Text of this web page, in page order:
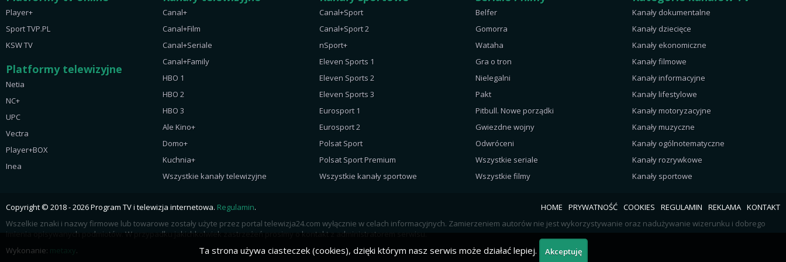
Player+
Sport TVP.PL
KSW TV
Platformy telewizyjne
Netia
NC+
UPC
Vectra
Player+BOX
Inea
Canal+
Canal+Film
Canal+Seriale
Canal+Family
HBO 1
HBO 2
HBO 3
Ale Kino+
Domo+
Kuchnia+
Wszystkie kanały telewizyjne
Canal+Sport
Canal+Sport 2
nSport+
Eleven Sports 1
Eleven Sports 2
Eleven Sports 3
Eurosport 1
Eurosport 2
Polsat Sport
Polsat Sport Premium
Wszystkie kanały sportowe
Belfer
Gomorra
Wataha
Gra o tron
Nielegalni
Pakt
Pitbull. Nowe porządki
Gwiezdne wojny
Odwróceni
Wszystkie seriale
Wszystkie filmy
Kanały dokumentalne
Kanały dziecięce
Kanały ekonomiczne
Kanały filmowe
Kanały informacyjne
Kanały lifestylowe
Kanały motoryzacyjne
Kanały muzyczne
Kanały ogólnotematyczne
Kanały rozrywkowe
Kanały sportowe
Copyright © 2018 - 2026 Program TV i telewizja internetowa. Regulamin. HOME PRYWATNOŚĆ COOKIES REGULAMIN REKLAMA KONTAKT
Wszelkie znaki i nazwy firmowe lub towarowe zostały użyte przez portal telewizja24.com wyłącznie w celach informacyjnych. Zamierzeniem autorów nie jest wykorzystywanie oraz nadużywanie wizerunku i dobrego
imienia opisywanych podmiotów. W przypadku jakichkolwiek zastrzeżeń prosimy o kontakt z administratorem serwisu.
Wykonanie: metaxy. Ta strona używa ciasteczek (cookies), dzięki którym nasz serwis może działać lepiej. Akceptuję